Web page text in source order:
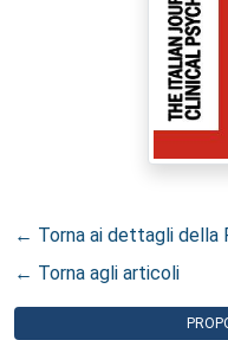
← Torna ai dettagli della
← Torna agli articoli